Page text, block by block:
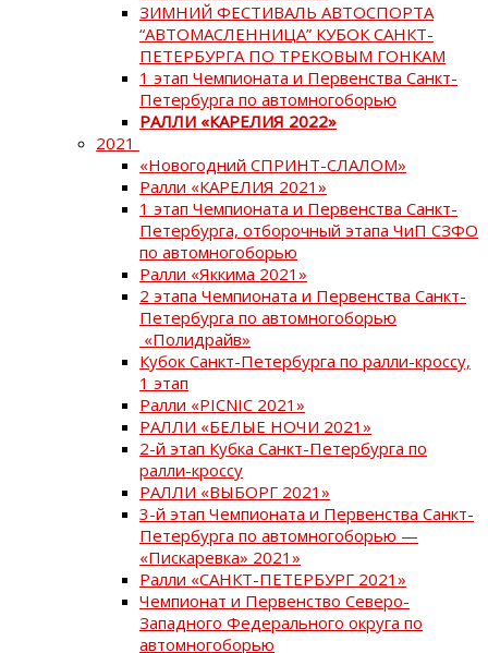
ЗИМНИЙ ФЕСТИВАЛЬ АВТОСПОРТА
“АВТОМАСЛЕННИЦА” КУБОК САНКТ-
ПЕТЕРБУРГА ПО ТРЕКОВЫМ ГОНКАМ
1 этап Чемпионата и Первенства Санкт-
Петербурга по автомногоборью
РАЛЛИ «КАРЕЛИЯ 2022»
2021
«Новогодний СПРИНТ-СЛАЛОМ»
Ралли «КАРЕЛИЯ 2021»
1 этап Чемпионата и Первенства Санкт-
Петербурга, отборочный этапа ЧиП СЗФО
по автомногоборью
Ралли «Яккима 2021»
2 этапа Чемпионата и Первенства Санкт-
Петербурга по автомногоборью
«Полидрайв»
Кубок Санкт-Петербурга по ралли-кроссу,
1 этап
Ралли «PICNIC 2021»
РАЛЛИ «БЕЛЫЕ НОЧИ 2021»
2-й этап Кубка Санкт-Петербурга по
ралли-кроссу
РАЛЛИ «ВЫБОРГ 2021»
3-й этап Чемпионата и Первенства Санкт-
Петербурга по автомногоборью —
«Пискаревка» 2021»
Ралли «САНКТ-ПЕТЕРБУРГ 2021»
Чемпионат и Первенство Северо-
Западного Федерального округа по
автомногоборью